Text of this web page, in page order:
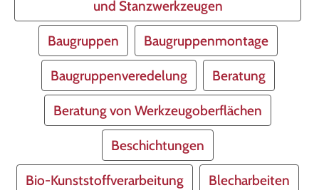
und Stanzwerkzeugen
Baugruppen Baugruppenmontage
Baugruppenveredelung Beratung
Beratung von Werkzeugoberflächen
Beschichtungen
Bio-Kunststoffverarbeitung Blecharbeiten